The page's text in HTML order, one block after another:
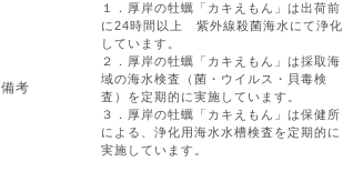
備考
１．厚岸の牡蠣「カキえもん」は出荷前
に24時間以上 紫外線殺菌海水にて浄化
しています。
２．厚岸の牡蠣「カキえもん」は採取海
域の海水検査（菌・ウイルス・貝毒検
査）を定期的に実施しています。
３．厚岸の牡蠣「カキえもん」は保健所
による、浄化用海水水槽検査を定期的に
実施しています。